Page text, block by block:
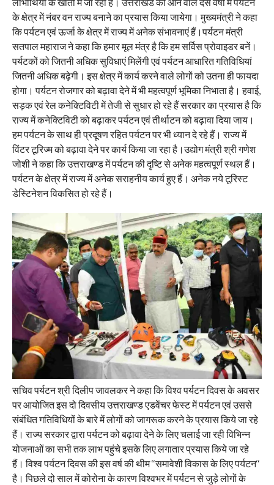
के क्षेत्र में नंबर वन राज्य बनाने का प्रयास किया जायेगा। मुख्यमंत्री ने कहा
कि पर्यटन एवं ऊर्जा के क्षेत्र में राज्य में अनेक संभावनाएं हैं।पर्यटन मंत्री
सतपाल महाराज ने कहा कि हमार मूल मंत्र है कि हम सर्विस प्रोवाइडर बनें।
पर्यटकों को जितनी अधिक सुविधाएं मिलेंगी एवं पर्यटन आधारित गतिविधियां
जितनी अधिक बढ़ेगी। इस क्षेत्र में कार्य करने वाले लोगों को उतना ही फायदा
होगा। पर्यटन रोजगार को बढ़ावा देने में भी महत्वपूर्ण भूमिका निभाता है। हवाई,
सड़क एवं रेल कनेक्टिविटी में तेजी से सुधार हो रहे हैं सरकार का प्रयास है कि
राज्य में कनेक्टिविटी को बढ़ाकर पर्यटन एवं तीर्थाटन को बढ़ावा दिया जाय।
हम पर्यटन के साथ ही प्रदूषण रहित पर्यटन पर भी ध्यान दे रहे हैं। राज्य में
विंटर टूरिज्म को बढ़ावा देने पर कार्य किया जा रहा है।उद्योग मंत्री श्री गणेश
जोशी ने कहा कि उत्तराखण्ड में पर्यटन की दृष्टि से अनेक महत्वपूर्ण स्थल हैं।
पर्यटन के क्षेत्र में राज्य में अनेक सराहनीय कार्य हुए हैं। अनेक नये टूरिस्ट
डेस्टिनेशन विकसित हो रहे हैं।
सचिव पर्यटन श्री दिलीप जावलकर ने कहा कि विश्व पर्यटन दिवस के अवसर
पर आयोजित इस दो दिवसीय उत्तराखण्ड एडवेंचर फेस्ट में पर्यटन एवं उससे
संबंधित गतिविधियों के बारे में लोगों को जागरूक करने के प्रयास किये जा रहे
हैं। राज्य सरकार द्वारा पर्यटन को बढ़ावा देने के लिए चलाई जा रही विभिन्न
योजनाओं का सभी तक लाभ पहुंचे इसके लिए लगातार प्रयास किये जा रहे
हैं। विश्व पर्यटन दिवस की इस वर्ष की थीम ‘‘समावेशी विकास के लिए पर्यटन‘‘
है। पिछले दो साल में कोरोना के कारण विश्वभर में पर्यटन से जुड़े लोगों के